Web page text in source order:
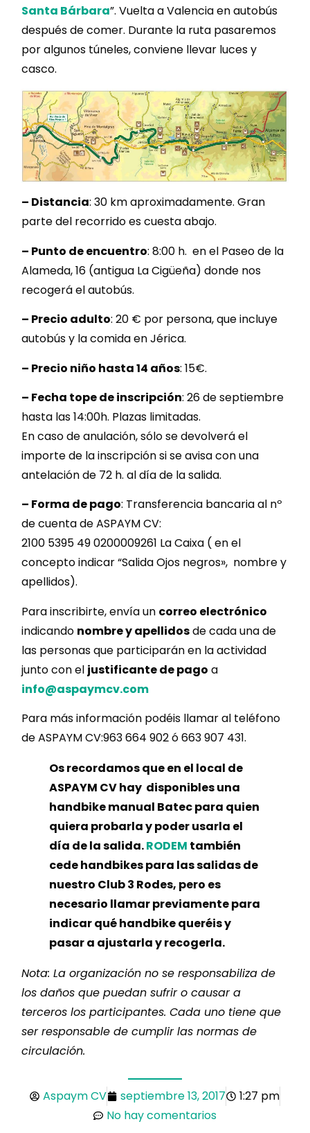
Santa Bárbara”. Vuelta a Valencia en autobús
después de comer. Durante la ruta pasaremos
por algunos túneles, conviene llevar luces y
casco.
– Distancia: 30 km aproximadamente. Gran
parte del recorrido es cuesta abajo.
– Punto de encuentro: 8:00 h. en el Paseo de la
Alameda, 16 (antigua La Cigüeña) donde nos
recogerá el autobús.
– Precio adulto: 20 € por persona, que incluye
autobús y la comida en Jérica.
– Precio niño hasta 14 años: 15€.
– Fecha tope de inscripción: 26 de septiembre
hasta las 14:00h. Plazas limitadas.
En caso de anulación, sólo se devolverá el
importe de la inscripción si se avisa con una
antelación de 72 h. al día de la salida.
– Forma de pago: Transferencia bancaria al nº
de cuenta de ASPAYM CV:
2100 5395 49 0200009261 La Caixa ( en el
concepto indicar “Salida Ojos negros», nombre y
apellidos).
Para inscribirte, envía un correo electrónico
indicando nombre y apellidosde cada una de
las personas que participarán en la actividad
junto con el justificante de pago a
info@aspaymcv.com
Para más información podéis llamar al teléfono
de ASPAYM CV:963 664 902 ó 663 907 431.
Os recordamos que en el local de
ASPAYM CV hay disponibles una
handbike manual Batec para quien
quiera probarla y poder usarla el
día de la salida.RODEM también
cede handbikes para las salidas de
nuestro Club 3 Rodes, pero es
necesario llamar previamente para
indicar qué handbike queréis y
pasar a ajustarla y recogerla.
Nota: La organización no se responsabiliza de
los daños que puedan sufrir o causar a
terceros los participantes. Cada uno tiene que
ser responsable de cumplir las normas de
circulación.
Aspaym CV septiembre 13, 2017
1:27 pm
No hay comentarios